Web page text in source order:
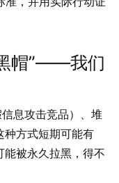
帽”——我们
息攻击竞品）、堆
种方式短期可能有
被永久拉黑，得不